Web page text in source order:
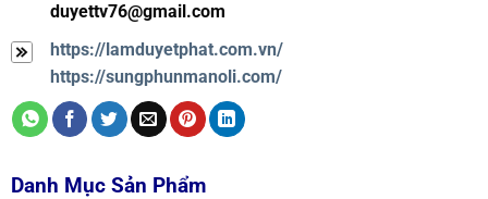
duyettv76@gmail.com
https://lamduyetphat.com.vn/
https://sungphunmanoli.com/
Danh Mục Sản Phẩm